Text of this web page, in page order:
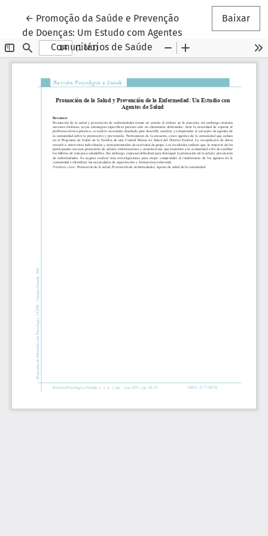
← Voltar aos Detalhes do Artigo
Promoção da Saúde e Prevenção
de Doenças: Um Estudo com Agentes
Comunitários de Saúde
Baixar